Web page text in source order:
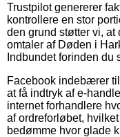
Trustpilot genererer
kontrollere en stor
den grund støtter vi,
omtaler af Døden i
Indbundet forinden du
Facebook indebærer
at få indtryk af e-
internet forhandlere
af ordreforløbet,
bedømme hvor glade